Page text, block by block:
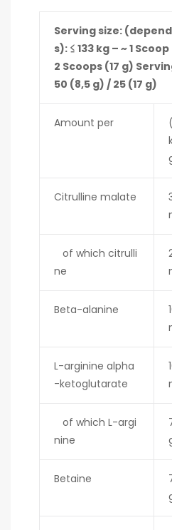
Serving size:
s): ≤ 133 kg – ~ 1
2 Scoops (17 g)
50 (8,5 g) / 25 (17 g)
Amount per
Citrulline malate
of which citrulli
ne
Beta-alanine
L-arginine alpha
-ketoglutarate
of which L-argi
nine
Betaine